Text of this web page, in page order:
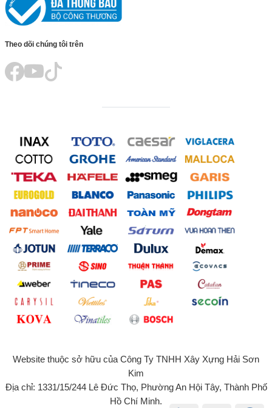
Theo dõi chúng tôi trên
Website thuộc sở hữu của Công Ty TNHH Xây Xựng Hải Sơn
Kim
Địa chỉ: 1331/15/244 Lê Đức Thọ, Phường An Hội Tây, Thành Phố
Hồ Chí Minh.